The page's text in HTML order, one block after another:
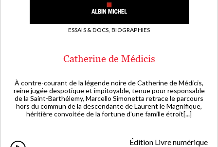
ESSAIS & DOCS, BIOGRAPHIES
Catherine de Médicis
À contre-courant de la légende noire de Catherine de Médicis,
reine jugée despotique et impitoyable, tenue pour responsable
de la Saint-Barthélemy, Marcello Simonetta retrace le parcours
hors du commun de la descendante de Laurent le Magnifique,
héritière convoitée de la fortune d’une famille étroit[...]
Édition Livre numérique